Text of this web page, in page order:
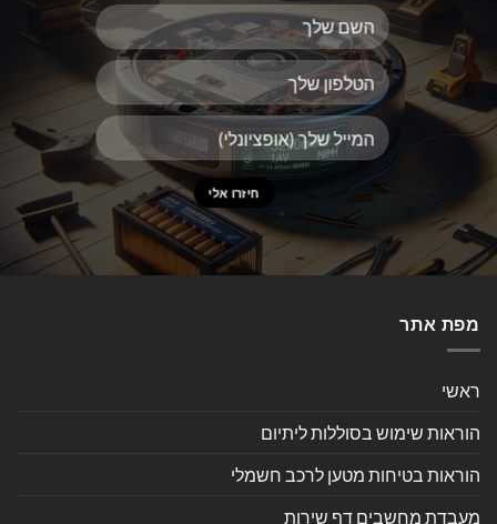
מפת אתר
ראשי
הוראות שימוש בסוללות ליתיום
הוראות בטיחות מטען לרכב חשמלי
מעבדת מחשבים דף שירות